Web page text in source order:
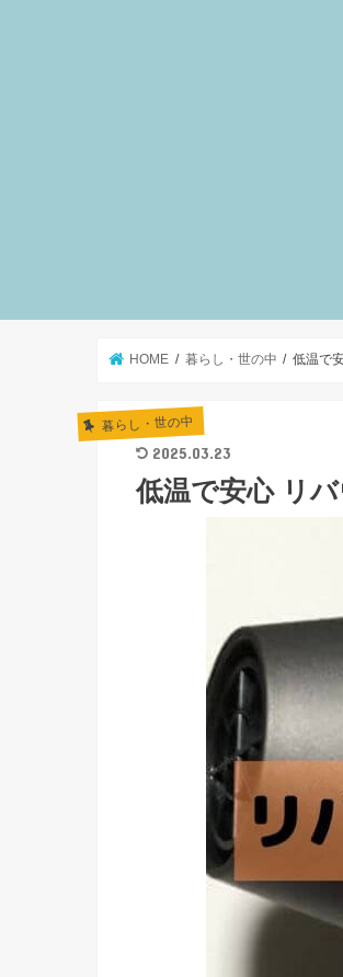
HOME 暮らし・世の中 低温で
暮らし・世の中
2025.03.23
低温で安心 リ